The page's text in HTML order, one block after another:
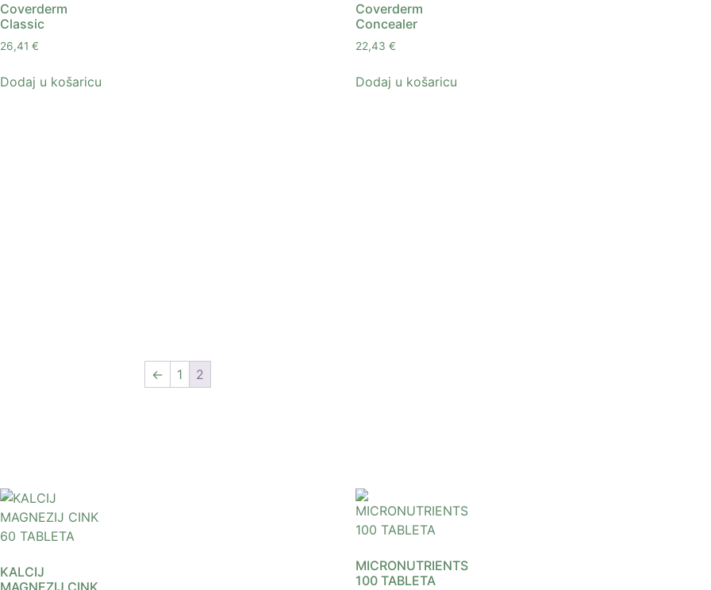
Coverderm
Classic
26,41 €
Dodaj u košaricu
Coverderm
Concealer
22,43 €
Dodaj u košaricu
← 1 2
KALCIJ
MICRONUTRIENTS
100 TABLETA